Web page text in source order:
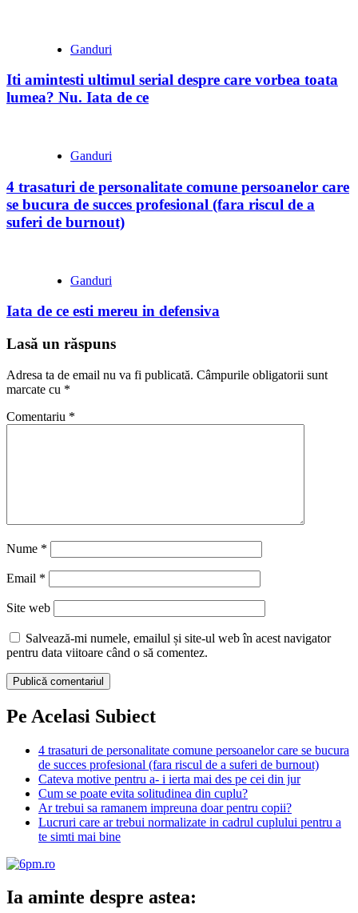
Ganduri
Iti amintesti ultimul serial despre care vorbea toata
lumea? Nu. Iata de ce
Ganduri
4 trasaturi de personalitate comune persoanelor care
se bucura de succes profesional (fara riscul de a
suferi de burnout)
Ganduri
Iata de ce esti mereu in defensiva
Lasă un răspuns
Adresa ta de email nu va fi publicată. Câmpurile obligatorii sunt
marcate cu *
Comentariu *
Nume *
Email *
Site web
Salvează-mi numele, emailul și site-ul web în acest navigator
pentru data viitoare când o să comentez.
Pe Acelasi Subiect
4 trasaturi de personalitate comune persoanelor care se bucura
de succes profesional (fara riscul de a suferi de burnout)
Cateva motive pentru a- i ierta mai des pe cei din jur
Cum se poate evita solitudinea din cuplu?
Ar trebui sa ramanem impreuna doar pentru copii?
Lucruri care ar trebui normalizate in cadrul cuplului pentru a
te simti mai bine
Ia aminte despre astea: